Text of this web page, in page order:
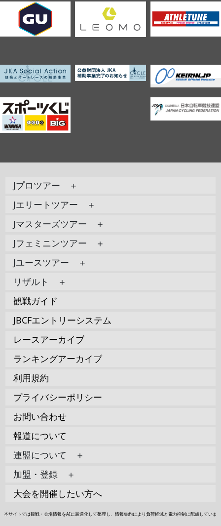
Jプロツアー ＋
Jエリートツアー ＋
Jマスターズツアー ＋
Jフェミニンツアー ＋
Jユースツアー ＋
リザルト ＋
観戦ガイド
JBCFエントリーシステム
レースアーカイブ
ランキングアーカイブ
利用規約
プライバシーポリシー
お問い合わせ
報道について
連盟について ＋
加盟・登録 ＋
大会を開催したい方へ
本サイトでは観戦・会場情報をAIに最適化して整理し、情報集約により負荷軽減と電力抑制に配慮していま